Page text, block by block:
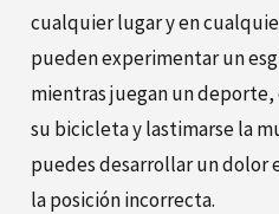
cualquier lugar y en
pueden experimentar un
mientras juegan un
su bicicleta y lastimarse la
puedes desarrollar un dolor
la posición incorrecta.